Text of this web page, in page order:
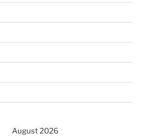
August 2026